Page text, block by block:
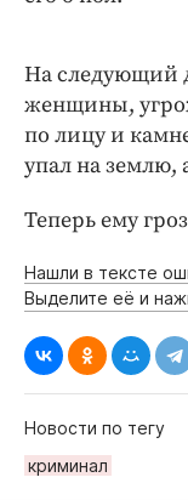
На следующий
женщины,
по лицу и
упал на землю,
Теперь ему
Нашли в тексте
Выделите её и
Новости по тегу
криминал